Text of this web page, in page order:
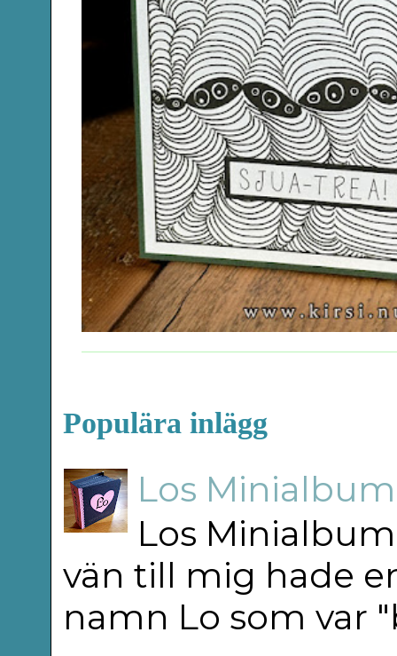
Populära inlägg
Los
Los
vän till mig hade
namn Lo som var